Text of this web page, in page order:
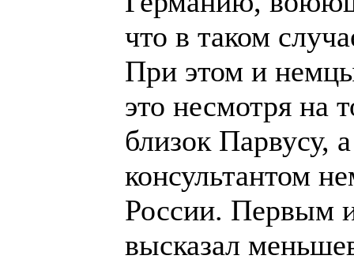
что в таком
При этом и
это несмотря на
близок Парвусу,
консультантом
России. Первым
высказал